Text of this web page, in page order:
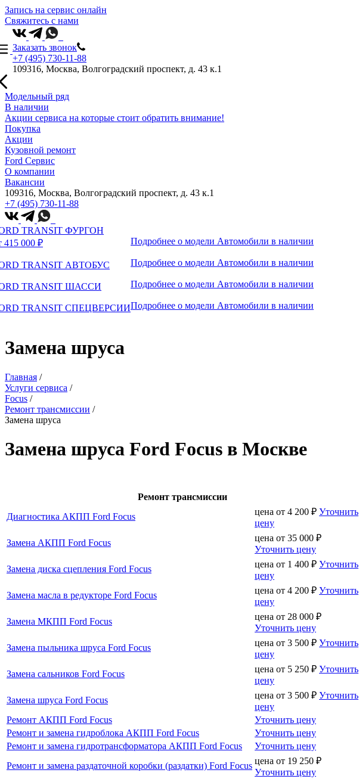
Запись на сервис онлайн
Свяжитесь с нами
Заказать звонок
+7 (495) 730-11-88
109316, Москва, Волгоградский проспект, д. 43 к.1
Модельный ряд
В наличии
Акции сервиса на которые стоит обратить внимание!
Покупка
Акции
Кузовной ремонт
Ford Сервис
О компании
Вакансии
109316, Москва, Волгоградский проспект, д. 43 к.1
+7 (495) 730-11-88
TRANSIT ФУРГОН
415 000 ₽
TRANSIT АВТОБУС
TRANSIT ШАССИ
TRANSIT СПЕЦВЕРСИИ
Подробнее о модели Автомобили в наличии
Подробнее о модели Автомобили в наличии
Подробнее о модели Автомобили в наличии
Подробнее о модели Автомобили в наличии
Замена шруса
Главная /
Услуги сервиса /
Focus /
Ремонт трансмиссии /
Замена шруса
Замена шруса Ford Focus в Москве
Ремонт трансмиссии
Диагностика АКПП Ford Focus
цена от 4 200 ₽ Уточнить
цену
Замена АКПП Ford Focus
цена от 35 000 ₽
Уточнить цену
Замена диска сцепления Ford Focus
цена от 1 400 ₽ Уточнить
цену
Замена масла в редукторе Ford Focus
цена от 4 200 ₽ Уточнить
цену
Замена МКПП Ford Focus
цена от 28 000 ₽
Уточнить цену
Замена пыльника шруса Ford Focus
цена от 3 500 ₽ Уточнить
цену
Замена сальников Ford Focus
цена от 5 250 ₽ Уточнить
цену
Замена шруса Ford Focus
цена от 3 500 ₽ Уточнить
цену
Ремонт АКПП Ford Focus
Уточнить цену
Ремонт и замена гидроблока АКПП Ford Focus
Уточнить цену
Ремонт и замена гидротрансформатора АКПП Ford Focus
Уточнить цену
Ремонт и замена раздаточной коробки (раздатки) Ford Focus цена от 19 250 ₽
Уточнить цену